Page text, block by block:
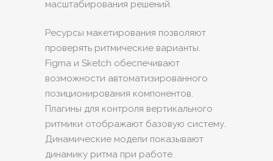
масштабирования решений.
Ресурсы макетирования позволяют
проверять ритмические варианты.
Figma и Sketch обеспечивают
возможности автоматизированного
позиционирования компонентов.
Плагины для контроля вертикального
ритмики отображают базовую систему.
Динамические модели показывают
динамику ритма при работе.